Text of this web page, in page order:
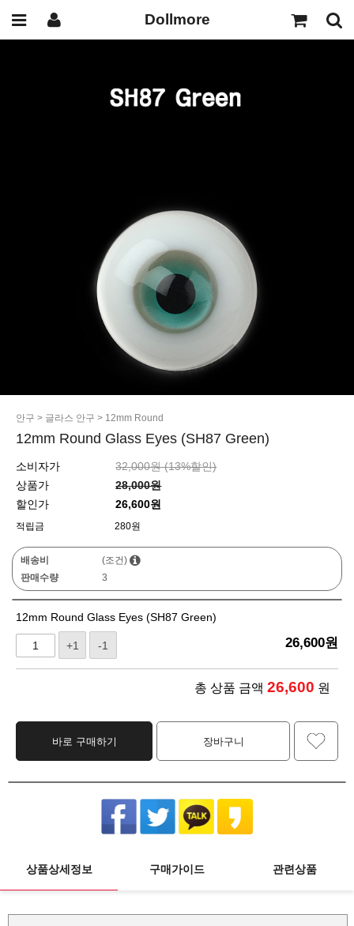
Dollmore
안구 > 글라스 안구 > 12mm Round
12mm Round Glass Eyes (SH87 Green)
소비자가 32,000원 (13%할인)
상품가
28,000원
할인가
26,600원
적립금 280원
배송비
(조건)
판매수량
3
12mm Round Glass Eyes (SH87 Green)
+1 -1 26,600원
총 상품 금액 26,600 원
바로 구매하기 장바구니
상품상세정보 구매가이드 관련상품